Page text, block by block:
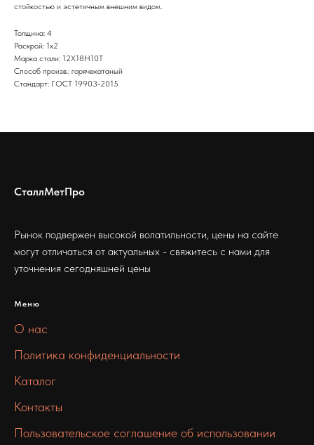
стойкостью и эстетичным внешним видом.
Толщина: 4
Раскрой: 1х2
Марка стали: 12Х18Н10Т
Способ произв.: горячекатаный
Стандарт: ГОСТ 19903-2015
СталлМетПро
Рынок подвержен высокой волатильности, цены на сайте
могут отличаться от актуальных - свяжитесь с нами для
уточнения сегодняшней цены
Меню
О нас
Политика конфиденциальности
Каталог
Контакты
Пользовательское соглашение об использовании